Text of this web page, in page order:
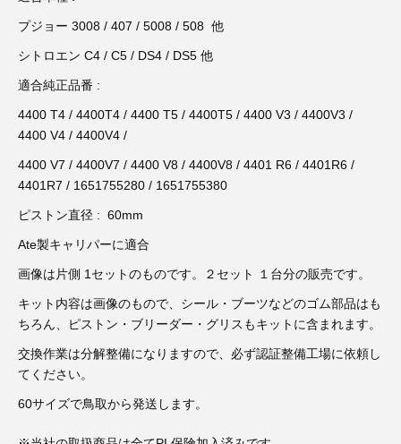
プジョー 3008 / 407 / 5008 / 508 他
シトロエン C4 / C5 / DS4 / DS5 他
適合純正品番 :
4400 T4 / 4400T4 / 4400 T5 / 4400T5 / 4400 V3 / 4400V3 /
4400 V4 / 4400V4 /
4400 V7 / 4400V7 / 4400 V8 / 4400V8 / 4401 R6 / 4401R6 /
4401R7 / 1651755280 / 1651755380
ピストン直径 : 60mm
Ate製キャリパーに適合
画像は片側 1セットのものです。２セット １台分の販売です。
キット内容は画像のもので、シール・ブーツなどのゴム部品はも
ちろん、ピストン・ブリーダー・グリスもキットに含まれます。
交換作業は分解整備になりますので、必ず認証整備工場に依頼し
てください。
60サイズで鳥取から発送します。